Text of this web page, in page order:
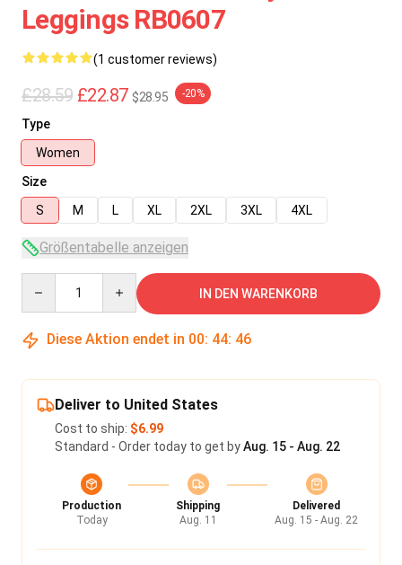
Leggings RB0607
(1 customer reviews)
£28.59 £22.87 $28.95 -20%
Type
Women
Size
S
M L XL 2XL 3XL 4XL
Größentabelle anzeigen
IN DEN WARENKORB
Diese Aktion endet in 00: 44: 45
Deliver to United States
Cost to ship: $6.99
Standard - Order today to get byAug. 15 - Aug. 22
Production
Today
Shipping
Aug. 11
Delivered
Aug. 15 - Aug. 22